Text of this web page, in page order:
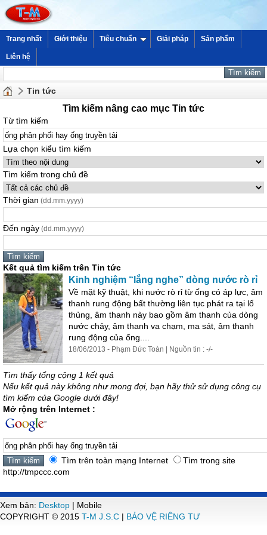
Trang nhất Giới thiệu Tiêu chuẩn Giải pháp Sản phẩm
Liên hệ
Tin tức
Tìm kiếm nâng cao mục Tin tức
Từ tìm kiếm
Lựa chọn kiểu tìm kiếm
Tìm kiếm trong chủ đề
Thời gian (dd.mm.yyyy)
Đến ngày (dd.mm.yyyy)
Kết quả tìm kiếm trên Tin tức
Kinh nghiệm “lắng nghe” dòng nước rò rỉ
Về mặt kỹ thuật, khi nước rò rỉ từ ống có áp lực, âm
thanh rung động bất thường liên tục phát ra tại lổ
thủng, âm thanh này bao gồm âm thanh của dòng
nước chảy, âm thanh va chạm, ma sát, âm thanh
rung động của ống
18/06/2013 - Phạm Đức Toàn | Nguồn tin : -/-
Tìm thấy tổng cộng 1 kết quả
Nếu kết quả này không như mong đợi, bạn hãy thử sử dụng công cụ
tìm kiếm của Google dưới đây!
Mở rộng trên Internet :
Tìm trên toàn mạng Internet
Tìm trong site
http://tmpccc.com
Xem bản: Desktop | Mobile
COPYRIGHT © 2015 T-M J.S.C | BẢO VỆ RIÊNG TƯ